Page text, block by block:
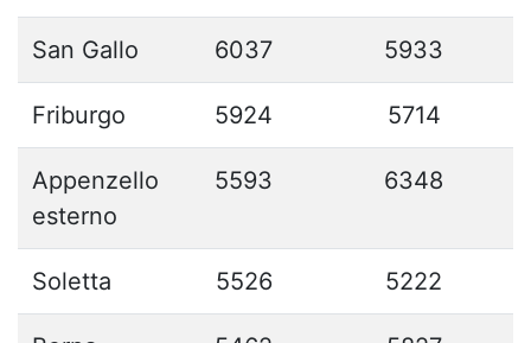
San Gallo 6037 5933
Friburgo 5924 5714
Appenzello
esterno
5593 6348
Soletta 5526 5222